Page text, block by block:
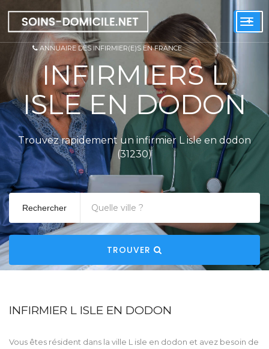
+
ANNUAIRE DES INFIRMIER(E)S EN FRANCE
INFIRMIERS L
ISLE EN DODON
Trouvez rapidement un infirmier L isle en dodon
(31230)
Rechercher
TROUVER
INFIRMIER L ISLE EN DODON
Vous êtes résident dans la ville L isle en dodon et avez besoin de